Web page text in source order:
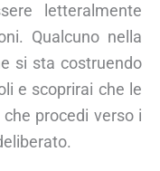
letteralmente
Qualcuno nella
si sta costruendo
e scoprirai che le
procedi verso i